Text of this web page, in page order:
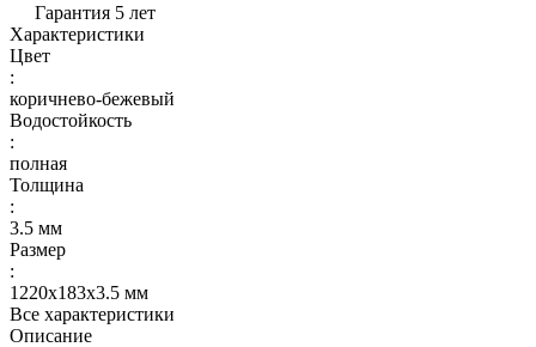
Гарантия 5 лет
Характеристики
Цвет
:
коричнево-бежевый
Водостойкость
:
полная
Толщина
:
3.5 мм
Размер
:
1220х183х3.5 мм
Все характеристики
Описание